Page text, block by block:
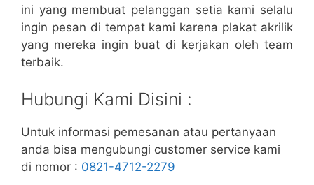
ini yang membuat pelanggan setia kami selalu
ingin pesan di tempat kami karena plakat akrilik
yang mereka ingin buat di kerjakan oleh team
terbaik.
Hubungi Kami Disini :
Untuk informasi pemesanan atau pertanyaan
anda bisa mengubungi customer service kami
di nomor : 0821-4712-2279